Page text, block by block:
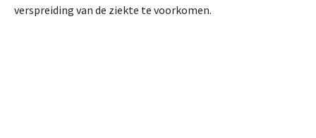
verspreiding van de ziekte te voorkomen.